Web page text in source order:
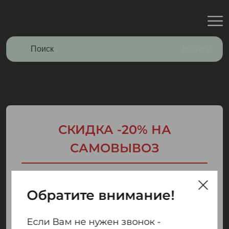
СКИДКА -20% НА
САМОВЫВОЗ
Получите скидку 20% при заказе
на самовывоз!
Обратите внимание!
Если Вам не нужен звонок -